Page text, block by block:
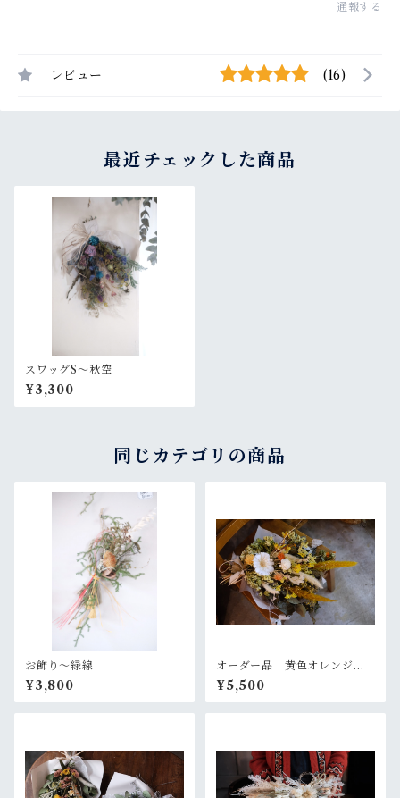
通報する
レビュー (16)
最近チェックした商品
スワッグS〜秋空
¥3,300
同じカテゴリの商品
お飾り〜緑線
¥3,800
オーダー品 黄色オレンジの
大きめスワッグ
¥5,500